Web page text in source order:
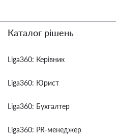
Каталог рішень
Liga360: Керівник
Liga360: Юрист
Liga360: Бухгалтер
Liga360: PR-менеджер